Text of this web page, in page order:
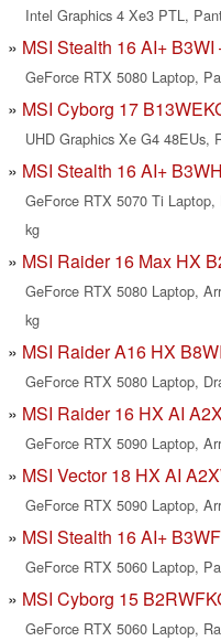
Intel Graphics 4 Xe3 PTL,
MSI Stealth 16 AI+
GeForce RTX 5080 Laptop,
MSI Cyborg 17
UHD Graphics Xe G4 48EUs,
MSI Stealth 16 AI+
GeForce RTX 5070 Ti
kg
MSI Raider 16 Max HX
GeForce RTX 5080 Laptop,
kg
MSI Raider A16 HX
GeForce RTX 5080 Laptop,
MSI Raider 16 HX AI
GeForce RTX 5090 Laptop,
MSI Vector 18 HX AI
GeForce RTX 5090 Laptop,
MSI Stealth 16 AI+ B3WF
GeForce RTX 5060 Laptop,
MSI Cyborg 15
GeForce RTX 5060 Laptop,